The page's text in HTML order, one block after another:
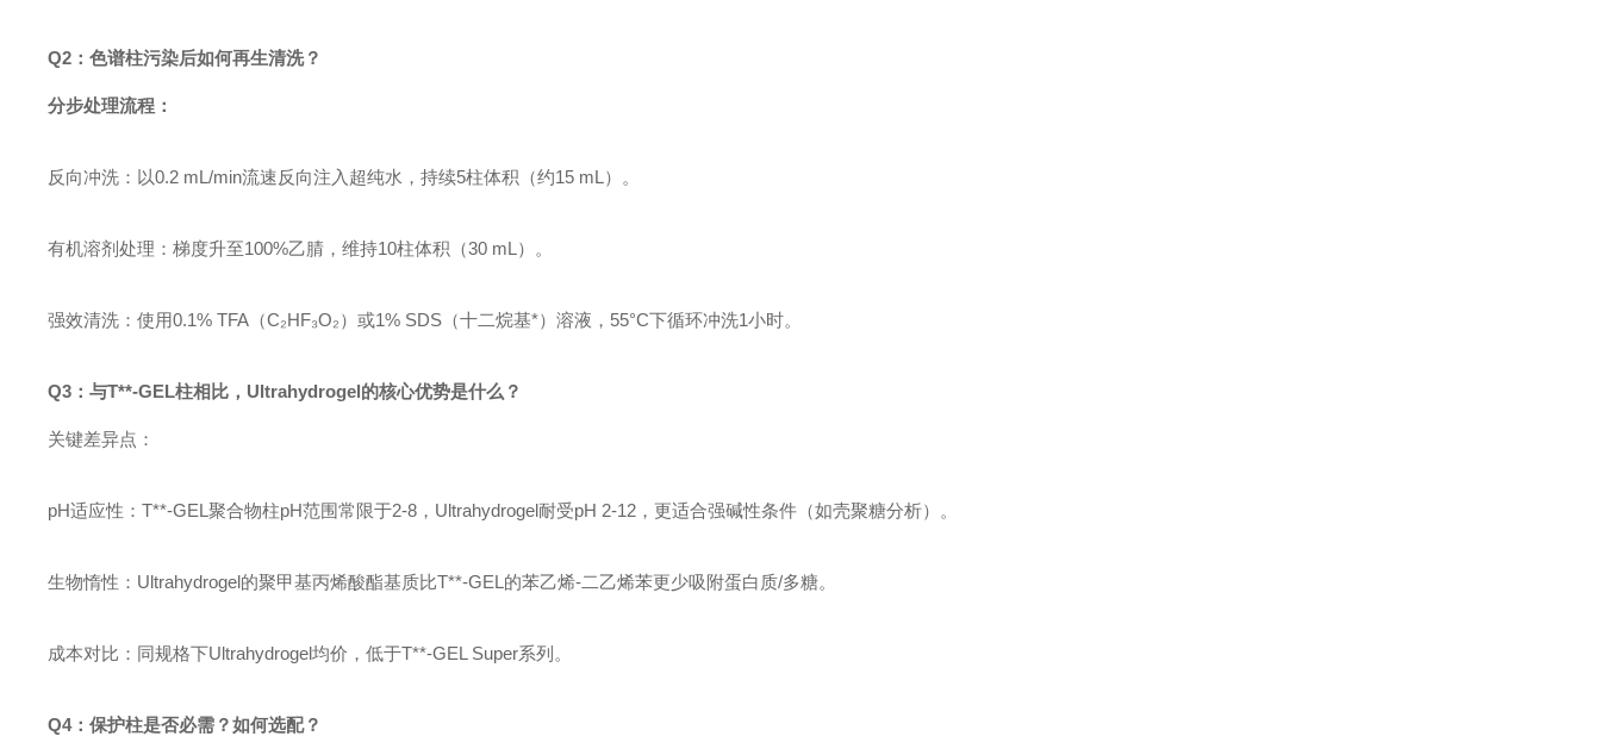
Q2：色谱柱污染后如何再生清洗？
分步处理流程：
反向冲洗：以0.2 mL/min流速反向注入超纯水，持续5柱体积（约15 mL）。
有机溶剂处理：梯度升至100%乙腈，维持10柱体积（30 mL）。
强效清洗：使用0.1% TFA（C₂HF₃O₂）或1% SDS（十二烷基*）溶液，55°C下循环冲洗1小时。
Q3：与T**-GEL柱相比，Ultrahydrogel的核心优势是什么？
关键差异点：
pH适应性：T**-GEL聚合物柱pH范围常限于2-8，Ultrahydrogel耐受pH 2-12，更适合强碱性条件（如壳聚糖分析）。
生物惰性：Ultrahydrogel的聚甲基丙烯酸酯基质比T**-GEL的苯乙烯-二乙烯苯更少吸附蛋白质/多糖。
成本对比：同规格下Ultrahydrogel均价，低于T**-GEL Super系列。
Q4：保护柱是否必需？如何选配？